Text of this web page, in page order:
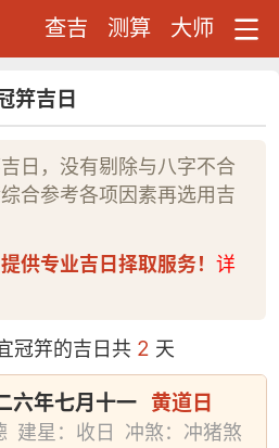
查吉 测算 大师
笄吉日
日，没有剔除与八字不合
合参考各项因素再选用吉
供专业吉日择取服务！ 详
冠笄的吉日共 2 天
六年七月十一 黄道日
建星：收日
冲煞：冲猪煞